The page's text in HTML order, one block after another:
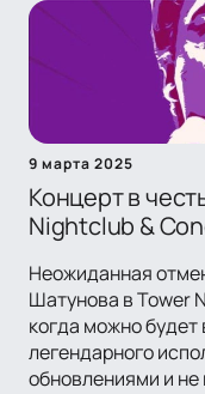
9 марта 2025
Концерт в
Nightclub &
Неожиданная
Шатунова в Tower
когда можно
легендарного
обновлениями и